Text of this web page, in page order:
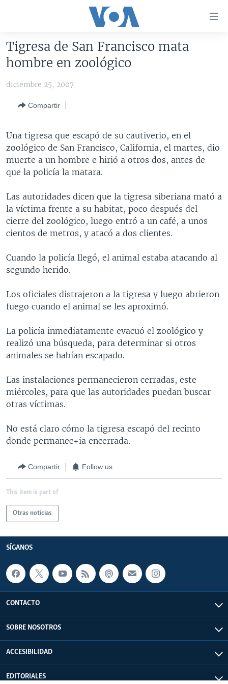
accesibilidad
Salte
contenido
Salte
principal
Salte
búsqueda
AMÉRICA DEL NORTE
HAITÍ
ELECCIONES EEUU
VOTO DIVIDIDO
VOA VERIFICA
VOA VERIFICA UCRANIA/RUSIA
VOA VERIFICA AMÉRICA LATINA
AMÉRICA LATINA
BOLIVIA
COLOMBIA
PERÚ
ECUADOR
VENEZUELA
BRASIL
CENTROAMÉRICA
COSTA RICA
GUATEMALA
HONDURAS
NICARAGUA
OTRAS SECCIONES
LIBERTAD DE PRENSA
MUNDO
ECONOMÍA
ENTRETENIMIENTO Y CULTURA
TECNOLOGÍA
DEPORTES
CIENCIA Y SALUD
LIBERTAD DE PRENSA
UCRANIA
MULTIMEDIA
VIDEOS
FOTOGRAFÍA
AUDIOS
PROGRAMAS TV
EL MUNDO AL DÍA
FORO INTERAMERICANO
VISIÓN 360
LAS CLAVES
PANORAMA
RADIO
AVANCE INFORMATIVO
AUDIONOTICIAS
BUENOS DÍAS AMÉRICA
ESTADOS UNIDOS AL DÍA
FORO [RADIO]
DEPORTIVO INTERNACIONAL
ENTRETENIMIENTO
DIRECT
DOCUMENTALES DE LA VOA
Learning English
Tigresa de San Francisco mata
hombre en zoológico
diciembre 25, 2007
Compartir
Una tigresa que escapó de su cautiverio, en el
zoológico de San Francisco, California, el martes, dio
muerte a un hombre e hirió a otros dos, antes de
que la policía la matara.
Las autoridades dicen que la tigresa siberiana mató a
la víctima frente a su habitat, poco después del
cierre del zoológico, luego entró a un café, a unos
cientos de metros, y atacó a dos clientes.
Cuando la policía llegó, el animal estaba atacando al
segundo herido.
Los oficiales distrajeron a la tigresa y luego abrieron
fuego cuando el animal se les aproximó.
La policía inmediatamente evacuó el zoológico y
realizó una búsqueda, para determinar si otros
animales se habían escapado.
Las instalaciones permanecieron cerradas, este
miércoles, para que las autoridades puedan buscar
otras víctimas.
No está claro cómo la tigresa escapó del recinto
donde permanec+ia encerrada.
Compartir Follow us
This item is part of
Otras noticias
SÍGANOS
CONTACTO
SOBRE NOSOTROS
ACCESIBILIDAD
EDITORIALES